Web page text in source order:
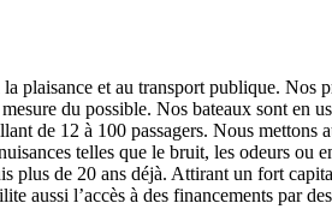
plaisance et au transport publique.
du possible. Nos bateaux sont
de 12 à 100 passagers. Nous
telles que le bruit, les odeurs
plus de 20 ans déjà. Attirant un fort
l’accès à des financements par